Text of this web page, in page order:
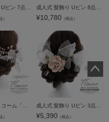
） ¥10,780 （税込）
） ¥5,390 （税込）
ペー
ジト
ップ